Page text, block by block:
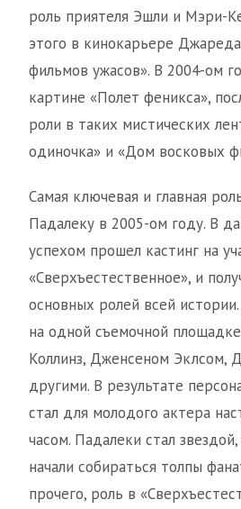
роль приятеля Эшли и Мэри-
этого в кинокарьере
фильмов ужасов». В 2004-ом
картине «Полет феникса»,
роли в таких мистических
одиночка» и «Дом восковых
Самая ключевая и главная
Падалеку в 2005-ом году. В
успехом прошел кастинг на
«Сверхъестественное», и
основных ролей всей
на одной съемочной
Коллинз, Дженсеном Эклсом,
другими. В результате
стал для молодого актера
часом. Падалеки стал
начали собираться толпы
прочего, роль в